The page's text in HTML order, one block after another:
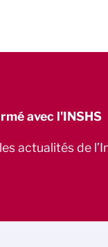
avec l'INSHS
actualités de